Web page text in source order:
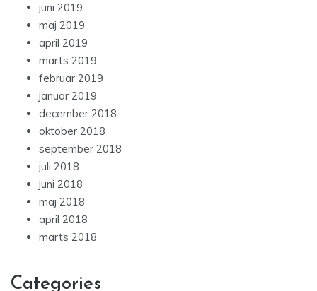
juni 2019
maj 2019
april 2019
marts 2019
februar 2019
januar 2019
december 2018
oktober 2018
september 2018
juli 2018
juni 2018
maj 2018
april 2018
marts 2018
Categories